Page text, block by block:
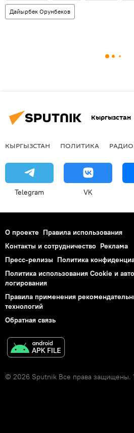
Дайырбек Орунбеков
Кыргызстан
КЫРГЫЗСТАН ПОЛИТИКА РАДИО
Telegram VK
О проекте Правила использования
Контакты и сотрудничество Реклама
Пресс-релизы Политика
Политика использования Cookie и
логирования
Правила применения
технологий
Обратная связь
© 2026 Sputnik Все права защищены.